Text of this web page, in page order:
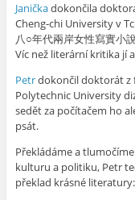
Janičkadokončila
Cheng-chi University v
八○年代兩岸女性寫實小
Víc než literární kritika jí
Petrdokončil doktorát z
Polytechnic University
sedět za počítačem ho
psát.
Překládáme a
kulturu a politiku, Petr
překlad krásné literatury: